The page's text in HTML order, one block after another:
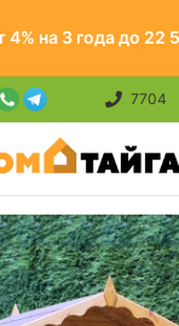
4% на 3 года до 22
7704